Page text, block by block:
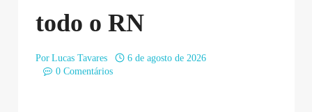
todo o RN
Por Lucas Tavares
6 de agosto de 2026
0 Comentários